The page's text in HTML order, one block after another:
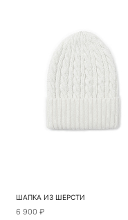
ШАПКА ИЗ ШЕРСТИ
6 900 ₽